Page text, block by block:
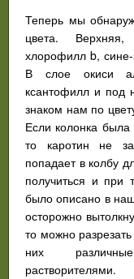
Теперь мы
цвета.
хлорофилл b,
В слое окиси
ксантофилл и под
знаком нам по
Если колонка была
то каротин не
попадает в колбу
получиться и при
было описано в
осторожно
то можно
них
растворителями.